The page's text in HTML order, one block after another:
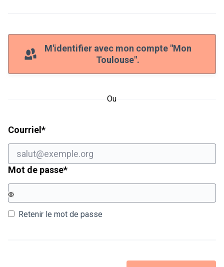
M'identifier avec mon compte "Mon
Toulouse".
Ou
Courriel *Champ obligatoire
Mot de passe*Champ obligatoire
Retenir le mot de passe